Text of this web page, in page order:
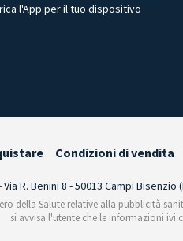
l'App per il tuo dispositivo
Condizioni di vendita
R. Benini 8 - 50013 Campi Bisenzio
della Salute relative alla pubblicità
si avvisa l'utente che le informazioni ivi